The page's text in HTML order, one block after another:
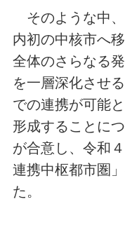
そのような中
内初の中核市へ
全体のさらなる
を一層深化させ
での連携が可能
形成することに
が合意し、令和
連携中枢都市圏
た。